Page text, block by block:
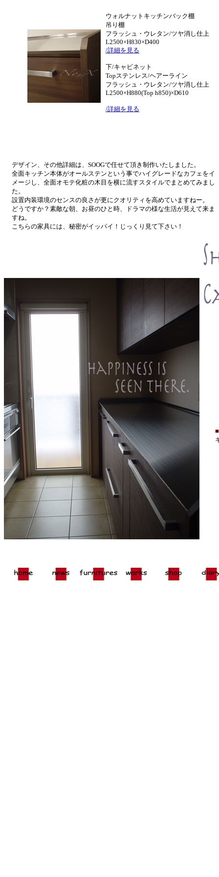
ウォルナットキッチンバック棚
吊り棚
フラッシュ・ウレタン/ツヤ消し仕上
L2500×H830×D400
/詳細を見る
下/キャビネット
Topステンレス/ヘアーライン
フラッシュ・ウレタン/ツヤ消し仕上
L2500×H880(Top h850)×D610
/詳細を見る
デザイン、その他詳細は、SOOGで任せて頂き制作いたしました。
全面キッチン本体がオールステンという事でハイグレードなカフェをイ
メージし、全面オモテ化粧の木目を横に流すスタイルでまとめてみまし
た。
設置内装環境のセンスの良さが更にクオリティを高めていますねー。
どうですか？素敵な朝、お昼のひと時、ドラマの様な生活が見えて来ま
すね。
こちらの家具には、秘密がイッパイ！じっくり見て下さい！
■